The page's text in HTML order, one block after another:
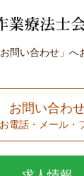
問い合わせ」へ
お問い合わ
お電話・メール・